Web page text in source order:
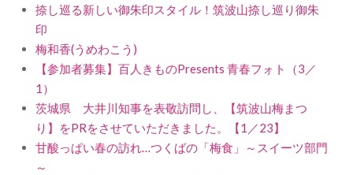
捺し巡る新しい御朱印スタイル！筑波山捺し巡り御朱
印
梅和香(うめわこう)
【参加者募集】百人きものPresents 青春フォト（3／
1）
茨城県 大井川知事を表敬訪問し、【筑波山梅まつ
り】をPRをさせていただきました。【1／23】
甘酸っぱい春の訪れ…つくばの「梅食」～スイーツ部門
～